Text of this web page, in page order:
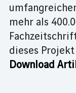
mehr als
dieses Projekt I
Download